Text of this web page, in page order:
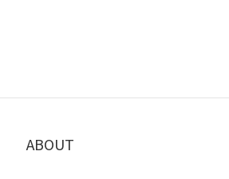
ABOUT